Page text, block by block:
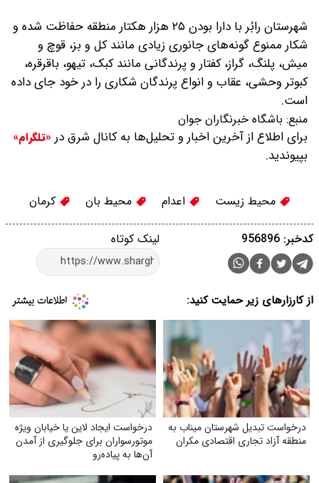
شهرستان رابُر با دارا بودن ۲۵ هزار هکتار منطقه حفاظت شده و
شکار ممنوع گونه‌های جانوری زیادی مانند کل و بز، قوچ و
میش، پلنگ، گراز، کفتار و پرندگانی مانند کبک، تیهو، باقرقره،
کبوتر وحشی، عقاب و انواع پرندگان شکاری را در خود جای داده
است.
منبع: باشگاه خبرنگاران جوان
برای اطلاع از آخرین اخبار و تحلیل‌ها به کانال شرق در «تلگرام»
بپیوندید.
محیط زیست اعدام محیط بان کرمان
لینک کوتاه کدخبر: 956896
از کارزارهای زیر حمایت کنید:
درخواست تبدیل شهرستان میناب به
منطقه آزاد تجاری اقتصادی مکران
درخواست ایجاد لاین یا خیابان ویژه
موتورسواران برای جلوگیری از آمدن
آن‌ها به پیاده‌رو